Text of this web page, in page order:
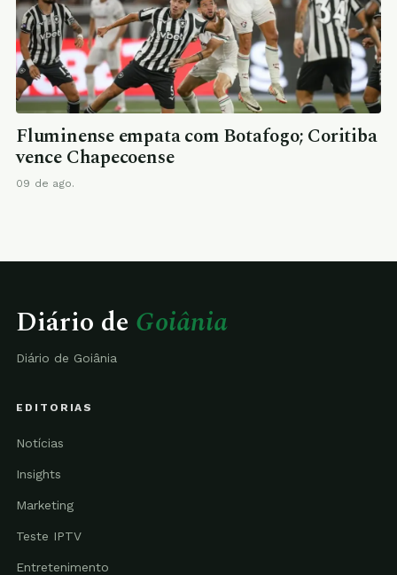
Fluminense empata com Botafogo; Coritiba
vence Chapecoense
09 de ago.
Diário de Goiânia
Diário de Goiânia
EDITORIAS
Notícias
Insights
Marketing
Teste IPTV
Entretenimento